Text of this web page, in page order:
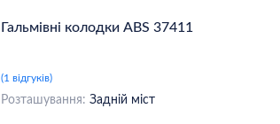
Гальмівні колодки ABS 37411
(1 відгуків)
Розташування: Задній міст